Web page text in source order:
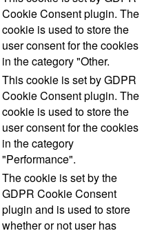
Cookie Consent plugin. The
cookie is used to store the
user consent for the cookies
in the category "Other.
This cookie is set by GDPR
Cookie Consent plugin. The
cookie is used to store the
user consent for the cookies
in the category
"Performance".
The cookie is set by the
GDPR Cookie Consent
plugin and is used to store
whether or not user has